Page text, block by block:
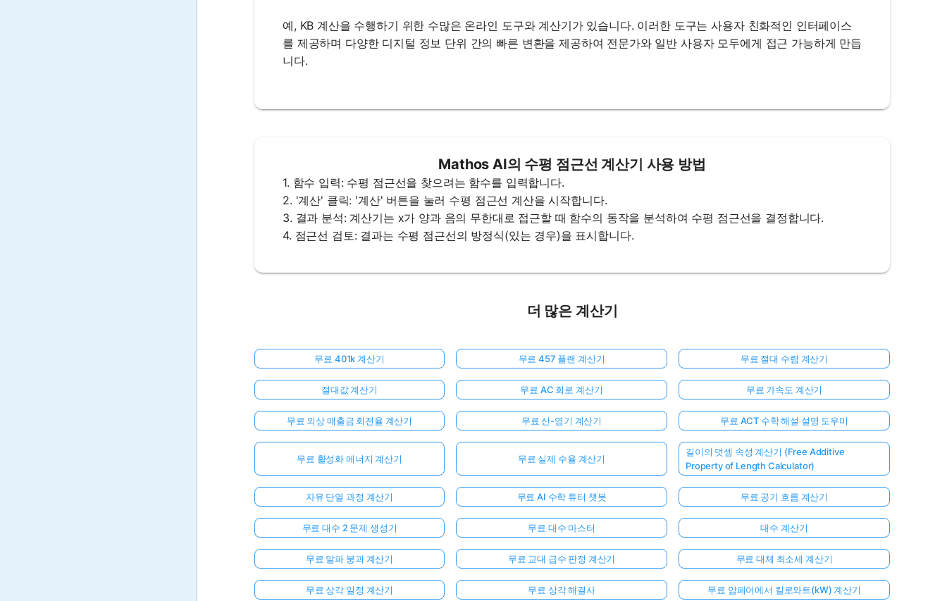
예, KB 계산을 수행하기 위한 수많은 온라인 도구와 계산기가 있습니다. 이러한 도구는 사용자 친화적인 인터페이스
를 제공하며 다양한 디지털 정보 단위 간의 빠른 변환을 제공하여 전문가와 일반 사용자 모두에게 접근 가능하게 만듭
니다.
Mathos AI의 수평 점근선 계산기 사용 방법
1. 함수 입력: 수평 점근선을 찾으려는 함수를 입력합니다.
2. '계산' 클릭: '계산' 버튼을 눌러 수평 점근선 계산을 시작합니다.
3. 결과 분석: 계산기는 x가 양과 음의 무한대로 접근할 때 함수의 동작을 분석하여 수평 점근선을 결정합니다.
4. 점근선 검토: 결과는 수평 점근선의 방정식(있는 경우)을 표시합니다.
더 많은 계산기
무료 401k 계산기 무료 457 플랜 계산기 무료 절대 수렴 계산기
절대값 계산기 무료 AC 회로 계산기 무료 가속도 계산기
무료 외상 매출금 회전율 계산기 무료 산-염기 계산기 무료 ACT 수학 해설 설명 도우미
무료 활성화 에너지 계산기 무료 실제 수율 계산기
길이의 덧셈 속성 계산기 (Free Additive
Property of Length Calculator)
자유 단열 과정 계산기 무료 AI 수학 튜터 챗봇 무료 공기 흐름 계산기
무료 대수 2 문제 생성기 무료 대수 마스터 대수 계산기
무료 알파 붕괴 계산기 무료 교대 급수 판정 계산기 무료 대체 최소세 계산기
무료 상각 일정 계산기 무료 상각 해결사 무료 암페어에서 킬로와트(kW) 계산기